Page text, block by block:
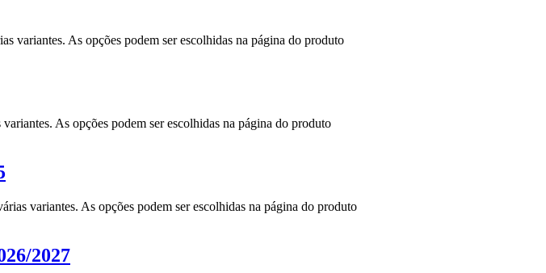
variantes. As opções podem ser escolhidas na página do produto
As opções podem ser escolhidas na página do produto
variantes. As opções podem ser escolhidas na página do produto
2027